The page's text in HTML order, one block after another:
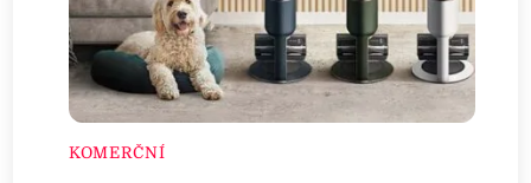
KOMERČNÍ